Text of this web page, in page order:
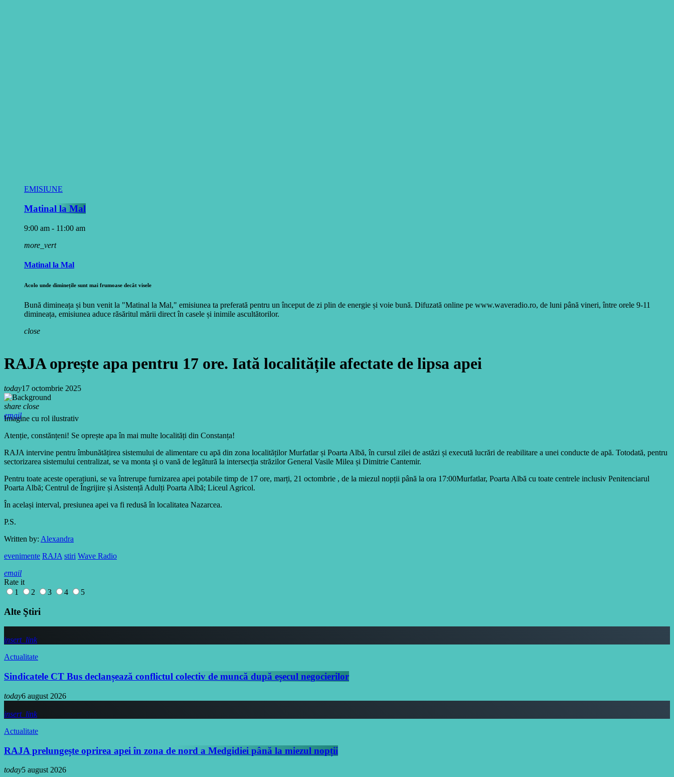
EMISIUNE
Matinal la Mal
9:00 am - 11:00 am
more_vert
Matinal la Mal
Acolo unde diminețile sunt mai frumoase decât visele
Bună dimineața și bun venit la "Matinal la Mal," emisiunea ta preferată pentru un început de zi plin de energie și voie bună. Difuzată online pe www.waveradio.ro, de luni până vineri, între orele 9-11
dimineața, emisiunea aduce răsăritul mării direct în casele și inimile ascultătorilor.
close
RAJA oprește apa pentru 17 ore. Iată localitățile afectate de lipsa apei
today17 octombrie 2025
share close
email
Imagine cu rol ilustrativ
Atenție, constănțeni! Se oprește apa în mai multe localități din Constanța!
RAJA intervine pentru îmbunătățirea sistemului de alimentare cu apă din zona localităților Murfatlar și Poarta Albă, în cursul zilei de astăzi și execută lucrări de reabilitare a unei conducte de apă. Totodată, pentru
sectorizarea sistemului centralizat, se va monta și o vană de legătură la intersecția străzilor General Vasile Milea și Dimitrie Cantemir.
Pentru toate aceste operațiuni, se va întrerupe furnizarea apei potabile timp de 17 ore, marți, 21 octombrie , de la miezul nopții până la ora 17:00Murfatlar, Poarta Albă cu toate centrele inclusiv Penitenciarul
Poarta Albă; Centrul de Îngrijire și Asistență Adulți Poarta Albă; Liceul Agricol.
În același interval, presiunea apei va fi redusă în localitatea Nazarcea.
P.S.
Written by: Alexandra
evenimente RAJA stiri Wave Radio
email
Rate it
1
2 3 4 5
Alte Ştiri
insert_link
Actualitate
Sindicatele CT Bus declanșează conflictul colectiv de muncă după eșecul negocierilor
today6 august 2026
insert_link
Actualitate
RAJA prelungește oprirea apei în zona de nord a Medgidiei până la miezul nopții
today5 august 2026